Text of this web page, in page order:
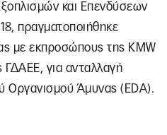
και Επενδύσεων
πραγματοποιήθηκε
με εκπροσώπους της KMW
ΓΔΑΕΕ, για ανταλλαγή
Οργανισμού Άμυνας (EDA).